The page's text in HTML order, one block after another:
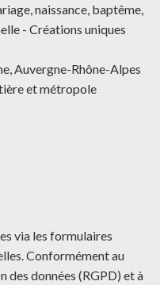
naissance, baptême,
- Créations uniques
Auvergne-Rhône-Alpes
et métropole
via les formulaires
Conformément au
des données (RGPD) et à